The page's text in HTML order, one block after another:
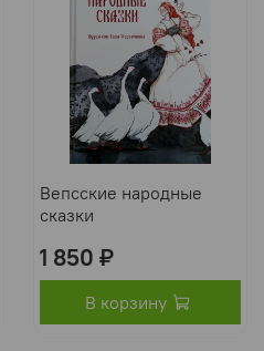
Вепсские народные
сказки
1 850 ₽
В корзину